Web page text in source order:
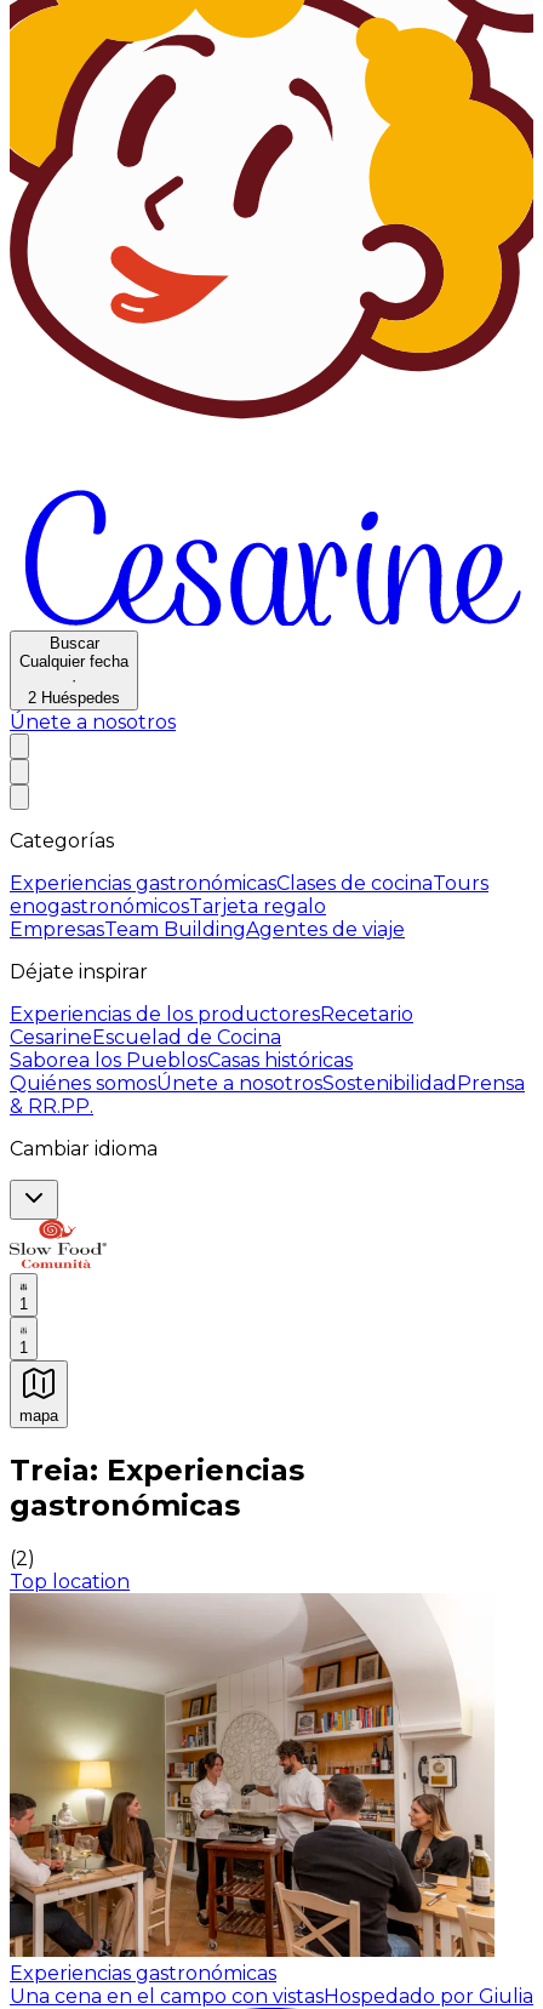
Buscar
Cualquier fecha
·
2 Huéspedes
Únete a nosotros
Categorías
Experiencias gastronómicasClases de cocinaTours
enogastronómicosTarjeta regalo
EmpresasTeam BuildingAgentes de viaje
Déjate inspirar
Experiencias de los productoresRecetario
CesarineEscuelad de Cocina
Saborea los PueblosCasas históricas
Quiénes somosÚnete a nosotrosSostenibilidad Prensa
& RR.PP.
Cambiar idioma
1
1
mapa
Experiencias culinarias inolvidables: Experiencias
Treia: Experiencias
gastronómicas
(2)
Top location
Experiencias gastronómicas
Una cena en el campo con vistasHospedado por Giulia